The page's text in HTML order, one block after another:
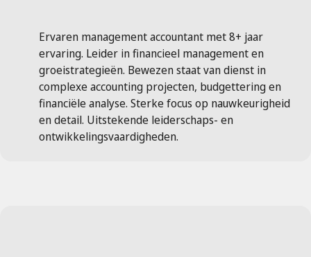
Ervaren management accountant met 8+ jaar
ervaring. Leider in financieel management en
groeistrategieën. Bewezen staat van dienst in
complexe accounting projecten, budgettering en
financiële analyse. Sterke focus op nauwkeurigheid
en detail. Uitstekende leiderschaps- en
ontwikkelingsvaardigheden.